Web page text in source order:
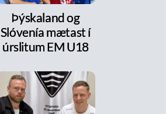
Þýskaland og
Slóvenía mætast í
úrslitum EM U18